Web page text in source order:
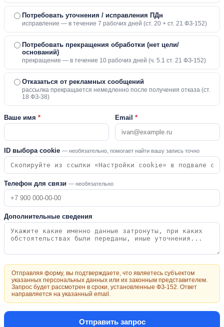
Потребовать уточнения / исправления ПДн
исправление — в течение 7 рабочих дней (ст. 20 + ст. 21 ФЗ-152)
Потребовать прекращения обработки (нет цели/
оснований)
прекращение — в течение 10 рабочих дней (ч. 5.1 ст. 21 ФЗ-152)
Отказаться от рекламных сообщений
рассылка прекращается немедленно после получения отказа (ст.
18 ФЗ-38)
Ваше имя * Email *
ID выбора cookie — необязательно, помогает найти вашу запись точно
Телефон для связи — необязательно
Дополнительные сведения
Отправляя форму, вы подтверждаете, что являетесь субъектом
указанных персональных данных или их законным представителем.
Запрос будет рассмотрен в сроки, установленные ФЗ-152. Ответ
направляется на указанный email.
Отправить запрос